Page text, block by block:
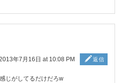
年7月16日 at 10:08 PM 返信
じがしてるだけだろw